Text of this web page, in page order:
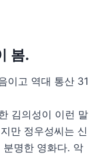
봄.
이고 역대 통산 31
김의성이 이런 말
만 정우성씨는 신
분명한 영화다. 악